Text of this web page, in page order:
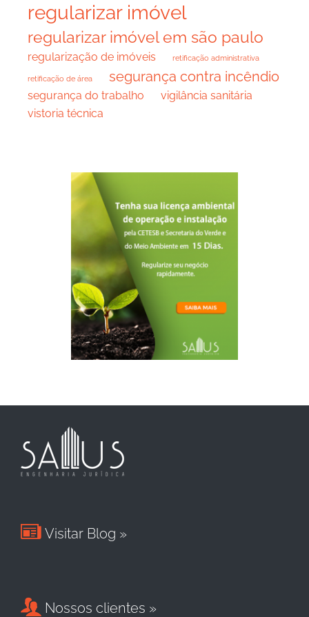
regularizar imóvel
regularizar imóvel em são paulo
regularização de imóveis retificação administrativa
retificação de área segurança contra incêndio
segurança do trabalho
vigilância sanitária
vistoria técnica
 Visitar Blog »
 Nossos clientes »